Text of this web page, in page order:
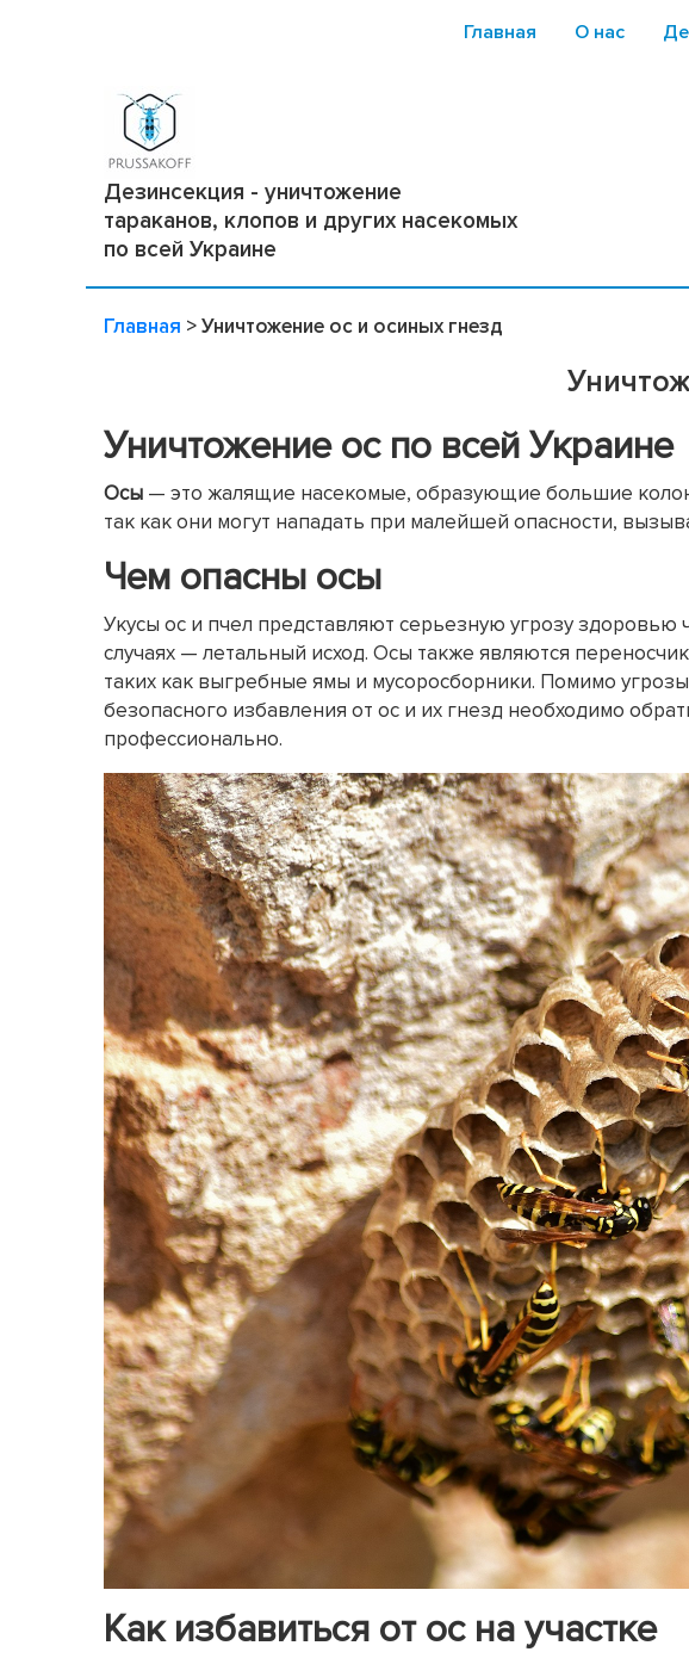
Дезинсекция - уничтожение
тараканов, клопов и других насекомых
по всей Украине
Главная О нас
Главная >Уничтожение ос и осиных гнезд
Уничтожение ос по всей Украине
Осы — это жалящие насекомые, образующие большие
так как они могут нападать при малейшей опасности,
Чем опасны осы
Укусы ос и пчел представляют серьезную угрозу
случаях — летальный исход. Осы также являются
таких как выгребные ямы и мусоросборники. Помимо
безопасного избавления от ос и их гнезд необходимо
профессионально.
Как избавиться от ос на участке